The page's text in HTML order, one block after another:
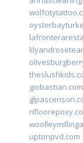
giobastian.com
uptonpvd.com